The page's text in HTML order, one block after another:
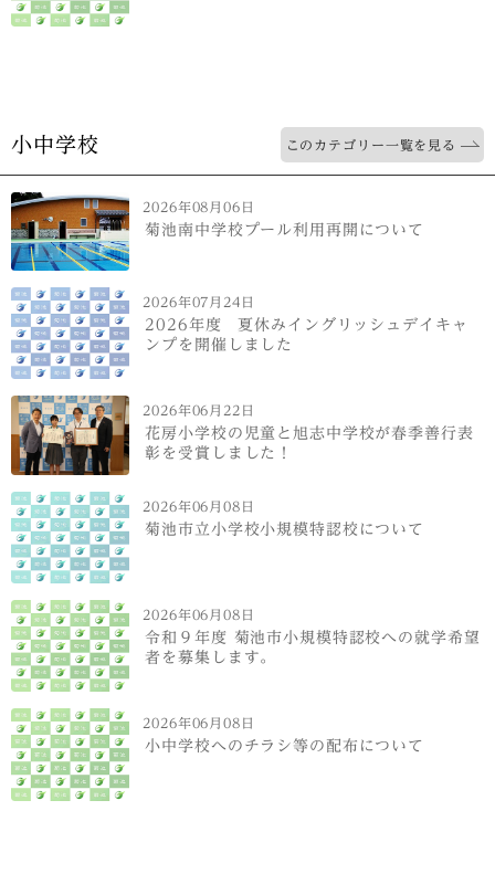
小中学校 このカテゴリー一覧を見る
2026年08月06日
菊池南中学校プール利用再開について
2026年07月24日
2026年度 夏休みイングリッシュデイキャ
ンプを開催しました
2026年06月22日
花房小学校の児童と旭志中学校が春季善行表
彰を受賞しました！
2026年06月08日
菊池市立小学校小規模特認校について
2026年06月08日
令和９年度 菊池市小規模特認校への就学希望
者を募集します。
2026年06月08日
小中学校へのチラシ等の配布について